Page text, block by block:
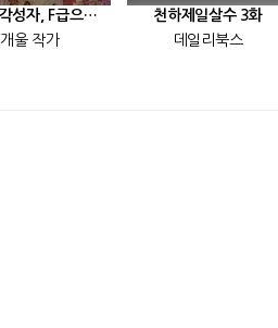
[SSS급 각성자, F급으로 회귀하다] 25화
개울 작가
천하제일살수 3화
데일리북스